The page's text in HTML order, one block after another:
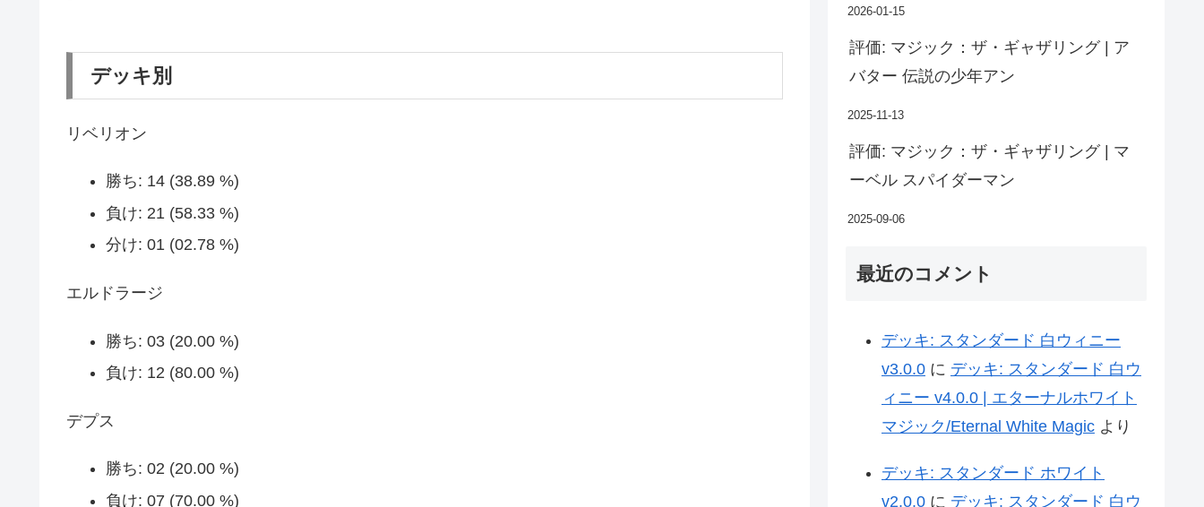
デッキ別
リベリオン
勝ち: 14 (38.89 %)
負け: 21 (58.33 %)
分け: 01 (02.78 %)
エルドラージ
勝ち: 03 (20.00 %)
負け: 12 (80.00 %)
デプス
勝ち: 02 (20.00 %)
負け: 07 (70.00 %)
2026-01-15
評価: マジック：ザ・ギャザリング | ア
バター 伝説の少年アン
2025-11-13
評価: マジック：ザ・ギャザリング | マ
ーベル スパイダーマン
2025-09-06
最近のコメント
デッキ: スタンダード 白ウィニー
v3.0.0 に デッキ: スタンダード 白ウ
ィニー v4.0.0 | エターナルホワイト
マジック/Eternal White Magic より
デッキ: スタンダード ホワイト
v2.0.0 に デッキ: スタンダード 白ウ